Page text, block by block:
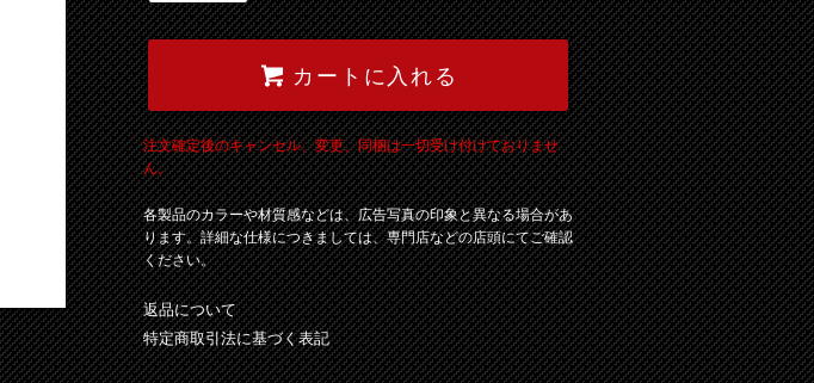
カートに入れる
注文確定後のキャンセル、変更、同梱は一切受け付けておりませ
ん。
各製品のカラーや材質感などは、広告写真の印象と異なる場合があ
ります。詳細な仕様につきましては、専門店などの店頭にてご確認
ください。
返品について
特定商取引法に基づく表記